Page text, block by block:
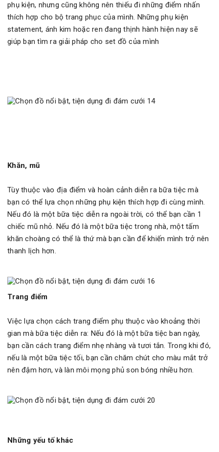
phụ kiện, nhưng cũng không nên thiếu đi những điểm nhấn
thích hợp cho bộ trang phục của mình. Những phụ kiện
statement, ánh kim hoặc ren đang thịnh hành hiện nay sẽ
giúp bạn tìm ra giải pháp cho set đồ của mình
Khăn, mũ
Tùy thuộc vào địa điểm và hoàn cảnh diễn ra bữa tiệc mà
bạn có thể lựa chọn những phụ kiện thích hợp đi cùng mình.
Nếu đó là một bữa tiệc diễn ra ngoài trời, có thể bạn cần 1
chiếc mũ nhỏ. Nếu đó là một bữa tiệc trong nhà, một tấm
khăn choàng có thể là thứ mà bạn cần để khiến mình trở nên
thanh lịch hơn.
Trang điểm
Việc lựa chọn cách trang điểm phụ thuộc vào khoảng thời
gian mà bữa tiệc diễn ra: Nếu đó là một bữa tiệc ban ngày,
bạn cần cách trang điểm nhẹ nhàng và tươi tắn. Trong khi đó,
nếu là một bữa tiệc tối, bạn cần chăm chút cho màu mắt trở
nên đậm hơn, và làn môi mọng phủ son bóng nhiều hơn.
Những yếu tố khác